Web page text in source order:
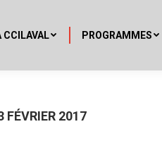
CCILAVAL PROGRAMMES
FÉVRIER 2017